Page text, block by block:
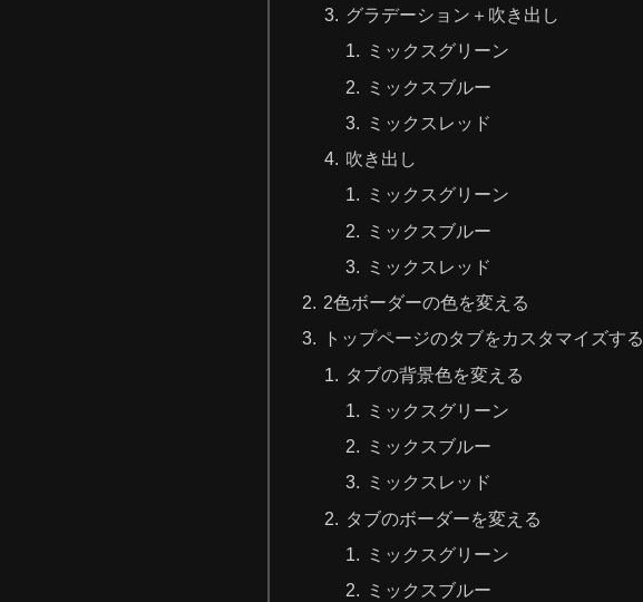
グラデーション＋吹き出し
ミックスグリーン
ミックスブルー
ミックスレッド
吹き出し
ミックスグリーン
ミックスブルー
ミックスレッド
2色ボーダーの色を変える
トップページのタブをカスタマイズする
タブの背景色を変える
ミックスグリーン
ミックスブルー
ミックスレッド
タブのボーダーを変える
ミックスグリーン
ミックスブルー